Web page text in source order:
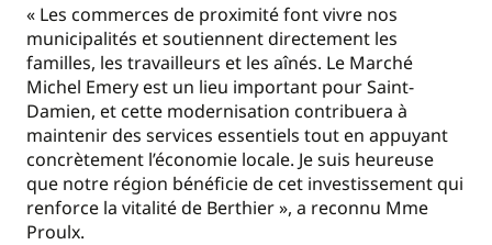
« Les commerces de proximité font vivre nos
municipalités et soutiennent directement les
familles, les travailleurs et les aînés. Le Marché
Michel Emery est un lieu important pour Saint-
Damien, et cette modernisation contribuera à
maintenir des services essentiels tout en appuyant
concrètement l’économie locale. Je suis heureuse
que notre région bénéficie de cet investissement qui
renforce la vitalité de Berthier », a reconnu Mme
Proulx.